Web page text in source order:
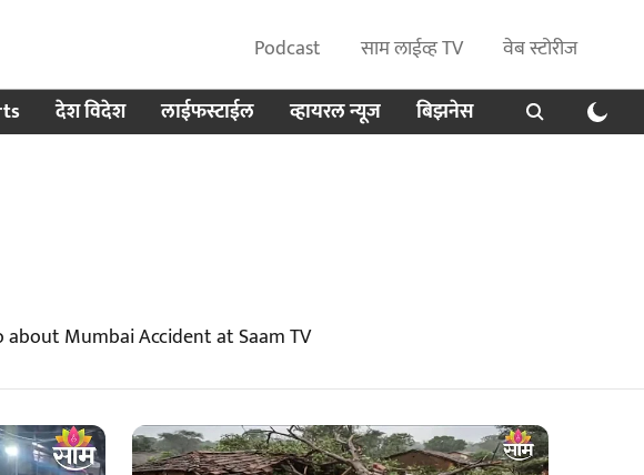
Podcast साम लाईव्ह TV
वेब स्टोरीज
देश विदेश लाईफस्टाईल व्हायरल न्यूज बिझनेस
Mumbai Accident at Saam TV